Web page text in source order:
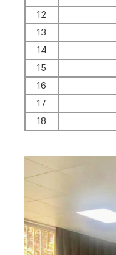
12
13
14
15
16
17
18